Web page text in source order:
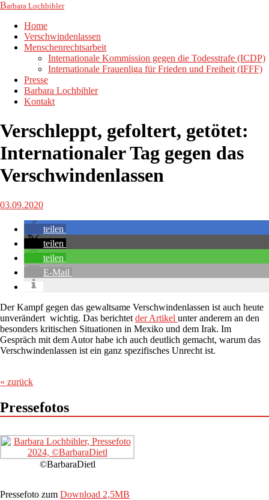
Barbara Lochbihler
Home
Verschwindenlassen
Menschenrechtsarbeit
Internationale Kommission gegen die Todesstrafe (ICDP)
Internationale Frauenliga für Frieden und Freiheit (IFFF)
Presse
Barbara Lochbihler
Kontakt
Verschleppt, gefoltert, getötet:
Internationaler Tag gegen das
Verschwindenlassen
03.09.2020
teilen
teilen
teilen
E-Mail
Der Kampf gegen das gewaltsame Verschwindenlassen ist auch heute
unverändert wichtig. Das berichtet der Artikel unter anderem an den
besonders kritischen Situationen in Mexiko und dem Irak. Im
Gespräch mit dem Autor habe ich auch deutlich gemacht, warum das
Verschwindenlassen ist ein ganz spezifisches Unrecht ist.
« zurück
Pressefotos
©BarbaraDietl
Pressefoto zum Download 2,5MB